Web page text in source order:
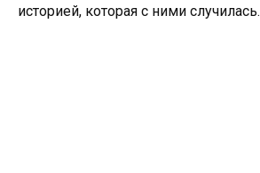
историей, которая с ними случилась.